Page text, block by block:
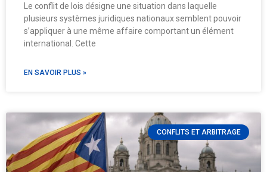
Le conflit de lois désigne une situation dans laquelle
plusieurs systèmes juridiques nationaux semblent pouvoir
s’appliquer à une même affaire comportant un élément
international. Cette
EN SAVOIR PLUS »
CONFLITS ET ARBITRAGE